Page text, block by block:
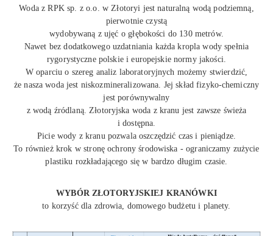
Woda z RPK sp. z o.o. w Złotoryi jest naturalną wodą podziemną,
pierwotnie czystą
wydobywaną z ujęć o głębokości do 130 metrów.
Nawet bez dodatkowego uzdatniania każda kropla wody spełnia
rygorystyczne polskie i europejskie normy jakości.
W oparciu o szereg analiz laboratoryjnych możemy stwierdzić,
że nasza woda jest niskozmineralizowana. Jej skład fizyko-chemiczny
jest porównywalny
z wodą źródlaną. Złotoryjska woda z kranu jest zawsze świeża
i dostępna.
Picie wody z kranu pozwala oszczędzić czas i pieniądze.
To również krok w stronę ochrony środowiska - ograniczamy zużycie
plastiku rozkładającego się w bardzo długim czasie.
WYBÓR ZŁOTORYJSKIEJ KRANÓWKI
to korzyść dla zdrowia, domowego budżetu i planety.